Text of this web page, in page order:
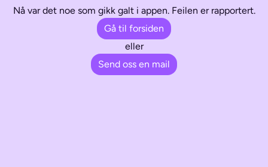
Nå var det noe som gikk galt i appen. Feilen er rapportert.
Gå til forsiden
eller
Send oss en mail